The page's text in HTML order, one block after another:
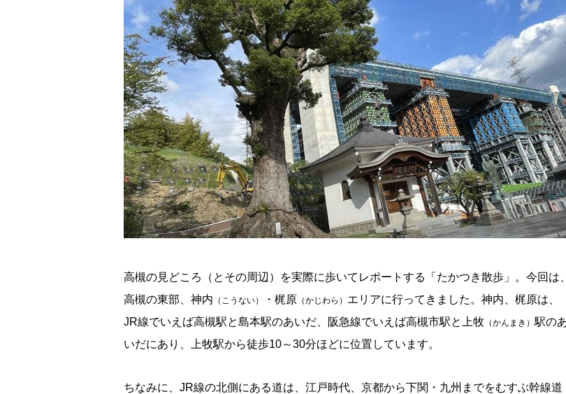
高槻の見どころ（とその周辺）を実際に歩いてレポートする「たかつき散歩」。今回は、
高槻の東部、神内 （こうない） ・梶原 （かじわら） エリアに行ってきました。神内、梶原は、
JR線でいえば高槻駅と島本駅のあいだ、阪急線でいえば高槻市駅と上牧 （かんまき）駅の
いだにあり、上牧駅から徒歩10～30分ほどに位置しています。
ちなみに、JR線の北側にある道は、江戸時代、京都から下関・九州までをむすぶ幹線道